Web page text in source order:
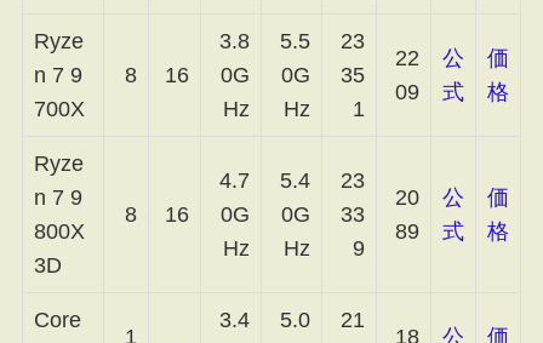
Ryze
n 7 9
700X
8 16
3.8
0G
Hz
5.5
0G
Hz
23
35
1
22
09
公
式
価
格
Ryze
n 7 9
800X
3D
8 16
4.7
0G
Hz
5.4
0G
Hz
23
33
9
20
89
公
式
価
格
Core
1
3.4
5.0
21
18
公
価